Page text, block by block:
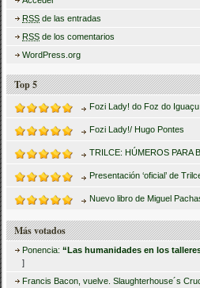
RSS de las entradas
RSS de los comentarios
WordPress.org
Top 5
Fozi Lady! do Foz do Iguaçu
Fozi Lady!/ Hugo Pontes
TRILCE: HÚMEROS PARA
Presentación ‘oficial’ de
Nuevo libro de Miguel
Más votados
Ponencia:“Las humanidades en los
]
Francis Bacon, vuelve. Slaughterhouse´s